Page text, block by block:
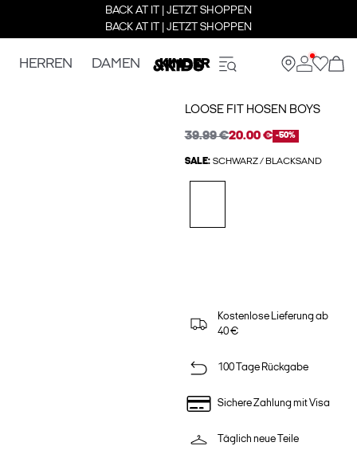
BACK AT IT | JETZT SHOPPEN
BACK AT IT | JETZT SHOPPEN
HERREN DAMEN KINDER
LOOSE FIT HOSEN BOYS
39.99 €20.00 € -50%
SALE: SCHWARZ / BLACKSAND
Kostenlose Lieferung ab
40 €
100 Tage Rückgabe
Sichere Zahlung mit Visa
Täglich neue Teile